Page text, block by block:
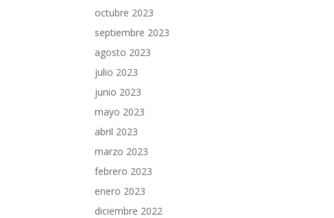
octubre 2023
septiembre 2023
agosto 2023
julio 2023
junio 2023
mayo 2023
abril 2023
marzo 2023
febrero 2023
enero 2023
diciembre 2022